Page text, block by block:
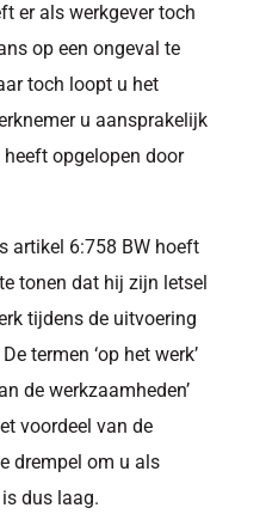
er als werkgever toch
op een ongeval te
toch loopt u het
u aansprakelijk
opgelopen door
artikel 6:758 BW hoeft
tonen dat hij zijn letsel
tijdens de uitvoering
termen ‘op het werk’
de werkzaamheden’
voordeel van de
drempel om u als
dus laag.